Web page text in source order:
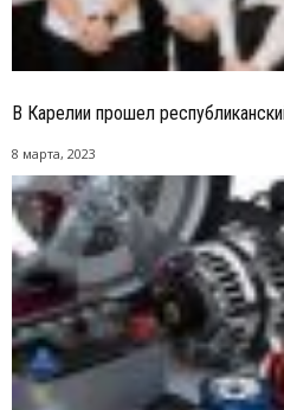
В Карелии прошел
8 марта, 2023